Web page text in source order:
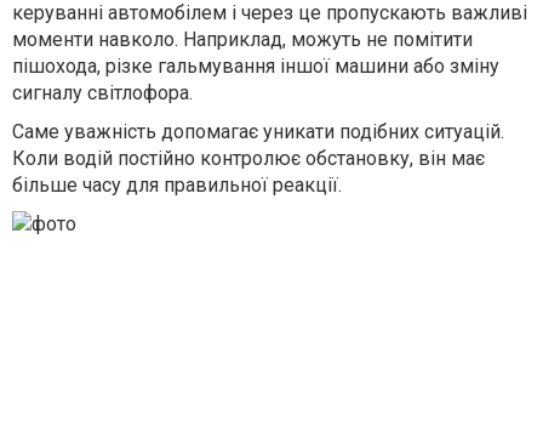
керуванні автомобілем і через це пропускають важливі
моменти навколо. Наприклад, можуть не помітити
пішохода, різке гальмування іншої машини або зміну
сигналу світлофора.
Саме уважність допомагає уникати подібних ситуацій.
Коли водій постійно контролює обстановку, він має
більше часу для правильної реакції.